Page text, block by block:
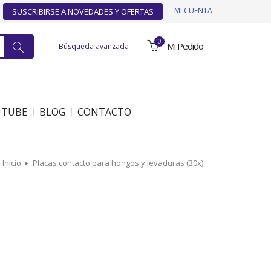
SUSCRIBIRSE A NOVEDADES Y OFERTAS MI CUENTA
Búsqueda avanzada 0 Mi Pedido
BLOG CONTACTO
Inicio Placas contacto para hongos y levaduras (30x)